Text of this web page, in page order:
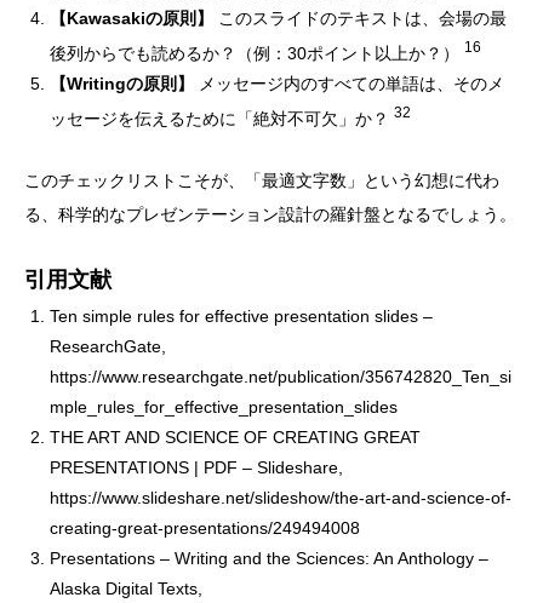
【Kawasakiの原則】
このスライドのテキストは、会場の最
後列からでも読めるか？（例：30ポイント以上か？）
16
【Writingの原則】
メッセージ内のすべての単語は、そのメ
ッセージを伝えるために「絶対不可欠」か？ 32
このチェックリストこそが、「最適文字数」という幻想に代わ
る、科学的なプレゼンテーション設計の羅針盤となるでしょう。
引用文献
Ten simple rules for effective presentation slides –
ResearchGate,
https://www.researchgate.net/publication/356742820_Ten_si
mple_rules_for_effective_presentation_slides
THE ART AND SCIENCE OF CREATING GREAT
PRESENTATIONS | PDF – Slideshare,
https://www.slideshare.net/slideshow/the-art-and-science-of-
creating-great-presentations/249494008
Presentations – Writing and the Sciences: An Anthology –
Alaska Digital Texts,